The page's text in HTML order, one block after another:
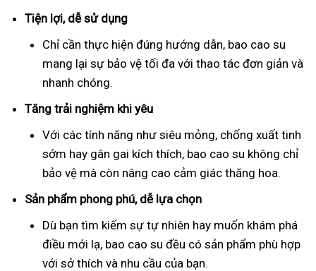
Tiện lợi, dễ sử dụng
Chỉ cần thực hiện đúng hướng dẫn, bao cao su
mang lại sự bảo vệ tối đa với thao tác đơn giản và
nhanh chóng.
Tăng trải nghiệm khi yêu
Với các tính năng như siêu mỏng, chống xuất tinh
sớm hay gân gai kích thích, bao cao su không chỉ
bảo vệ mà còn nâng cao cảm giác thăng hoa.
Sản phẩm phong phú, dễ lựa chọn
Dù bạn tìm kiếm sự tự nhiên hay muốn khám phá
điều mới lạ, bao cao su đều có sản phẩm phù hợp
với sở thích và nhu cầu của bạn.